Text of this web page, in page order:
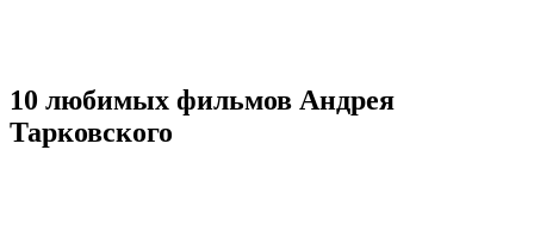
10 любимых фильмов Андрея
Тарковского